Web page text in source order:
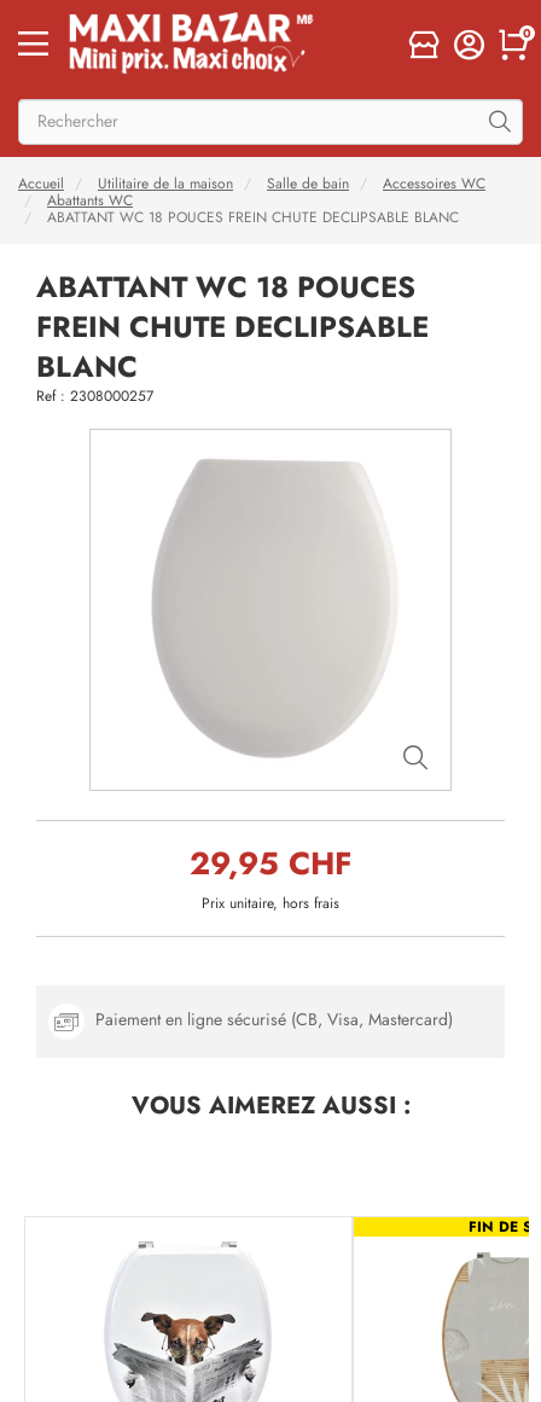
0
Accueil Utilitaire de la maison Salle de bain
Accessoires WC
Abattants WC
ABATTANT WC 18 POUCES FREIN CHUTE DECLIPSABLE BLANC
ABATTANT WC 18 POUCES
FREIN CHUTE DECLIPSABLE
BLANC
Ref : 2308000257
29,95 CHF
Prix unitaire, hors frais
Paiement en ligne sécurisé (CB, Visa, Mastercard)
VOUS AIMEREZAUSSI :
FIN DE